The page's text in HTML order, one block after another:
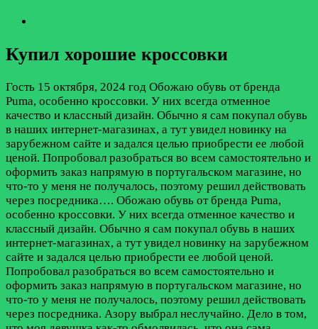
Купил хорошие кроссовки
Гость 15 октября, 2024 год Обожаю обувь от бренда
Puma, особенно кроссовки. У них всегда отменное
качество и классный дизайн. Обычно я сам покупал обувь
в наших интернет-магазинах, а тут увидел новинку на
зарубежном сайте и задался целью приобрести ее любой
ценой. Попробовал разобраться во всем самостоятельно и
оформить заказ напрямую в португальском магазине, но
что-то у меня не получалось, поэтому решил действовать
через посредника…. Обожаю обувь от бренда Puma,
особенно кроссовки. У них всегда отменное качество и
классный дизайн. Обычно я сам покупал обувь в наших
интернет-магазинах, а тут увидел новинку на зарубежном
сайте и задался целью приобрести ее любой ценой.
Попробовал разобраться во всем самостоятельно и
оформить заказ напрямую в португальском магазине, но
что-то у меня не получалось, поэтому решил действовать
через посредника. Азору выбрал неслучайно. Дело в том,